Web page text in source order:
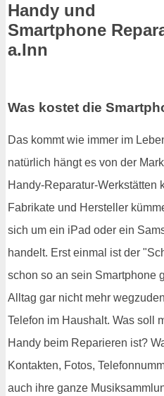
Handy und
Smartphone
a.Inn
Was kostet die
Das kommt wie immer im
natürlich hängt es von der
Handy-Reparatur-Werkstätten
Fabrikate und Hersteller
sich um ein iPad oder ein
handelt. Erst einmal ist der
schon so an sein Smartphone
Alltag gar nicht mehr
Telefon im Haushalt. Was soll
Handy beim Reparieren ist?
Kontakten, Fotos,
auch ihre ganze